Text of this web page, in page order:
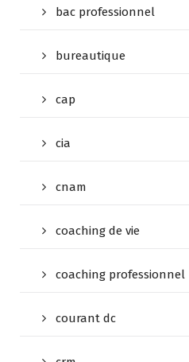
bac professionnel
bureautique
cap
cia
cnam
coaching de vie
coaching professionnel
courant dc